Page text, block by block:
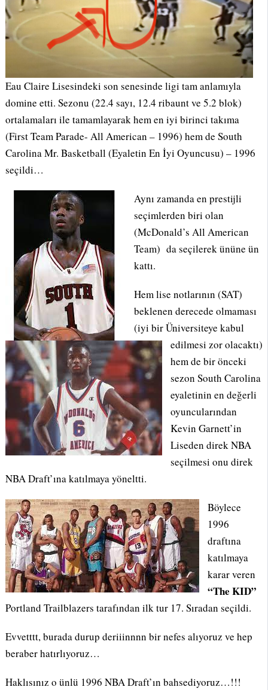
Eau Claire Lisesindeki son senesinde ligi tam anlamıyla
domine etti. Sezonu (22.4 sayı, 12.4 ribaunt ve 5.2 blok)
ortalamaları ile tamamlayarak hem en iyi birinci takıma
(First Team Parade- All American – 1996) hem de South
Carolina Mr. Basketball (Eyaletin En İyi Oyuncusu) – 1996
seçildi…
Aynı zamanda en prestijli
seçimlerden biri olan
(McDonald’s All American
Team) da seçilerek ününe ün
kattı.
Hem lise notlarının (SAT)
beklenen derecede olmaması
(iyi bir Üniversiteye kabul
edilmesi zor olacaktı)
hem de bir önceki
sezon South Carolina
eyaletinin en değerli
oyuncularından
Kevin Garnett’in
Liseden direk NBA
seçilmesi onu direk
NBA Draft’ına katılmaya yöneltti.
Böylece
1996
draftına
katılmaya
karar veren
“The KID”
Portland Trailblazers tarafından ilk tur 17. Sıradan seçildi.
Evvetttt, burada durup deriiinnnn bir nefes alıyoruz ve hep
beraber hatırlıyoruz…
Haklısınız o ünlü 1996 NBA Draft’ın bahsediyoruz…!!!